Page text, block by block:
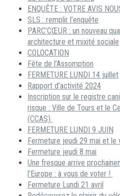
ENQUÊTE : VOTRE AVIS
SLS : remplir l’enquête
PARC’CŒUR : un nouveau
architecture et mixité sociale
COLOCATION
Fête de l’Assomption
FERMETURE LUNDI 14 juillet
Rapport d’activité 2024
Inscription sur le registre
risque : Ville de Tours et le
(CCAS)
FERMETURE LUNDI 9 JUIN
Fermeture jeudi 29 mai et le
Fermeture jeudi 8 mai
Une fresque arrive
l’Europe : à vous de voter !
Fermeture Lundi 21 avril